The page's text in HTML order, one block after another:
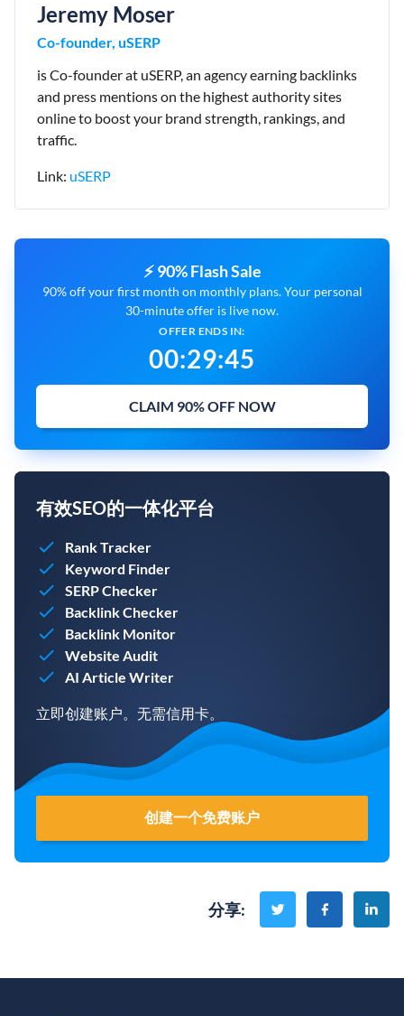
Jeremy Moser
Co-founder, uSERP
is Co-founder at uSERP, an agency earning backlinks
and press mentions on the highest authority sites
online to boost your brand strength, rankings, and
traffic.
Link: uSERP
⚡ 90% Flash Sale
90% off your first month on monthly plans. Your personal
30-minute offer is live now.
OFFER ENDS IN:
00:29:43
CLAIM 90% OFF NOW
有效SEO的一体化平台
Rank Tracker
Keyword Finder
SERP Checker
Backlink Checker
Backlink Monitor
Website Audit
AI Article Writer
立即创建账户。无需信用卡。
创建一个免费账户
分享: